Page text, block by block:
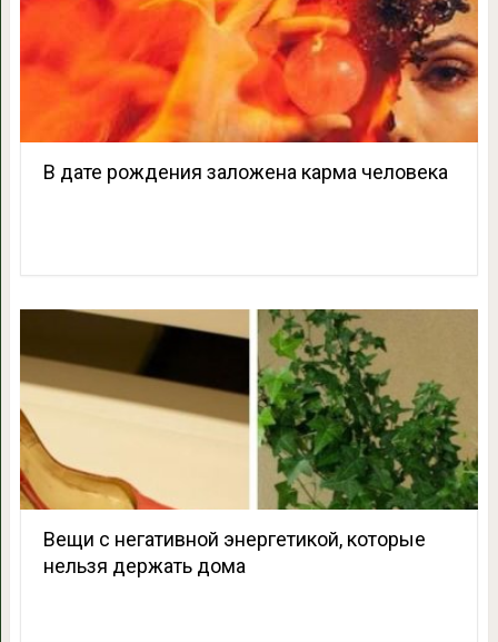
В дате рождения заложена карма человека
Вещи с негативной энергетикой, которые
нельзя держать дома